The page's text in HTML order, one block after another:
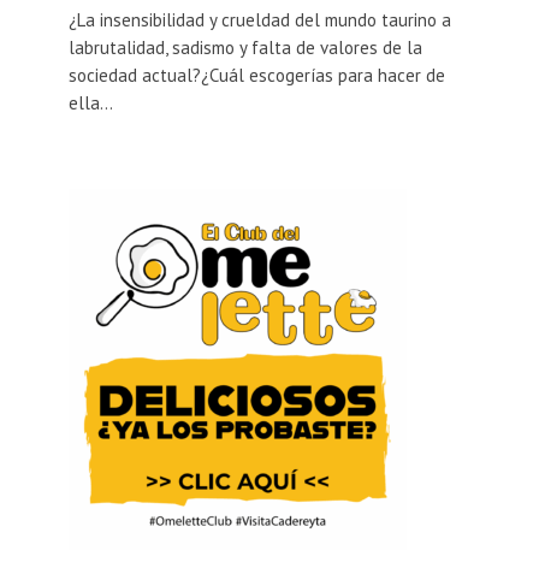
¿La insensibilidad y crueldad del mundo taurino a
labrutalidad, sadismo y falta de valores de la
sociedad actual?¿Cuál escogerías para hacer de
ella...